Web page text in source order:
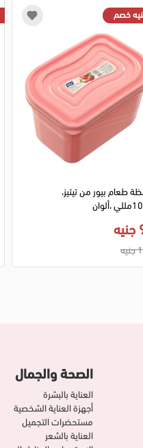
طعام بيور من تيتيز،
الصحة والجمال
العناية بالبشرة
أجهزة العناية الشخصية
مستحضرات التجميل
العناية بالشعر